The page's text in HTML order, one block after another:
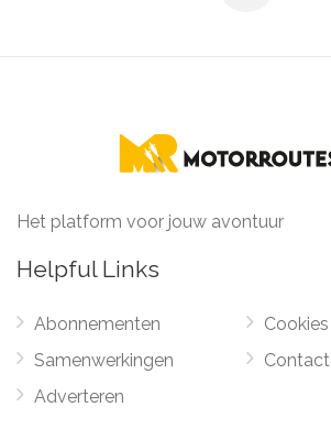
Het platform voor jouw avontuur
Helpful Links
Abonnementen
Samenwerkingen
Adverteren
Cookies
Contact